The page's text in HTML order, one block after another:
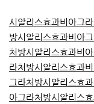
시알리스효과비아그
방시알리스효과비아
처방시알리스효과비
라처방시알리스효과
그라처방시알리스효과
아그라처방시알리스